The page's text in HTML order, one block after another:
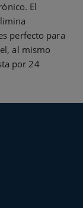
El
perfecto para
al mismo
por 24